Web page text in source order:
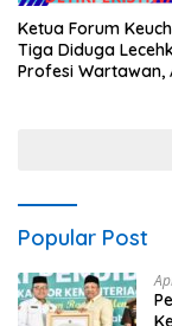
Ketua Forum
Tiga Diduga
Profesi Wartawan,
Popular Post